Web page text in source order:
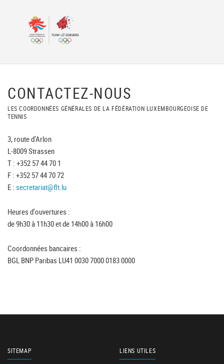
CONTACTEZ-NOUS
LES COORDONNÉES GÉNÉRALES DE LA FÉDÉRATION LUXEMBOURGEOISE DE
TENNIS
3, route d'Arlon
L-8009 Strassen
T : +352 57 44 70 1
F : +352 57 44 70 72
E : secretariat@flt.lu
Heures d'ouvertures :
de 9h30 à 11h30 et de 14h00 à 16h00
Coordonnées bancaires :
BGL BNP Paribas LU41 0030 7000 0183 0000
SITEMAP LIENS UTILES